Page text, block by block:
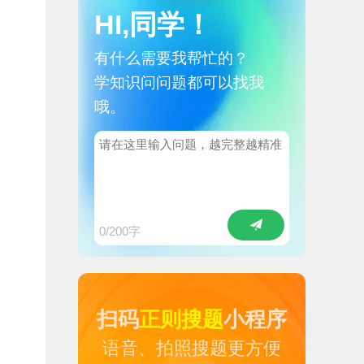
HI,同学！
有什么需要我帮忙的？
学知识问问题都可以找我
哦。
0/200字
扫码正则搜题小程序
语音、拍照搜题更方便